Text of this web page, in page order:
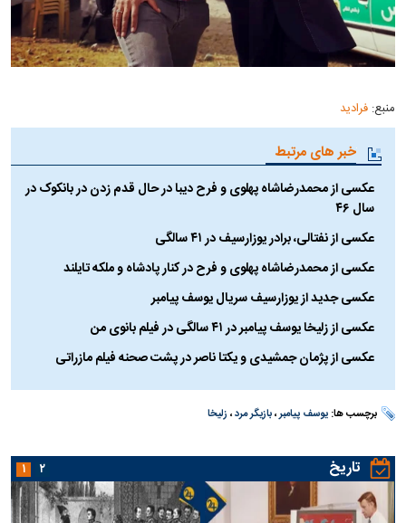
منبع:فرادید
خبر های مرتبط
عکسی از محمدرضاشاه پهلوی و فرح دیبا در حال قدم زدن در بانکوک در
سال ۴۶
عکسی از نفتالی، برادر یوزارسیف در ۴۱ سالگی
عکسی از محمدرضاشاه پهلوی و فرح در کنار پادشاه و ملکه تایلند
عکسی جدید از یوزارسیف سریال یوسف پیامبر
عکسی از زلیخا یوسف پیامبر در ۴۱ سالگی در فیلم بانوی من
عکسی از پژمان جمشیدی و یکتا ناصر در پشت صحنه فیلم مازراتی
برچسب ها:یوسف پیامبر،بازیگر مرد، زلیخا
تاریخ ۱ ۲